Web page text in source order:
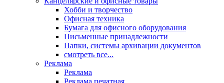
Хобби и творчество
Офисная техника
Бумага для офисного оборудования
Письменные принадлежности
Папки, системы архивации документов
смотреть все...
Реклама
Реклама
Реклама печатная